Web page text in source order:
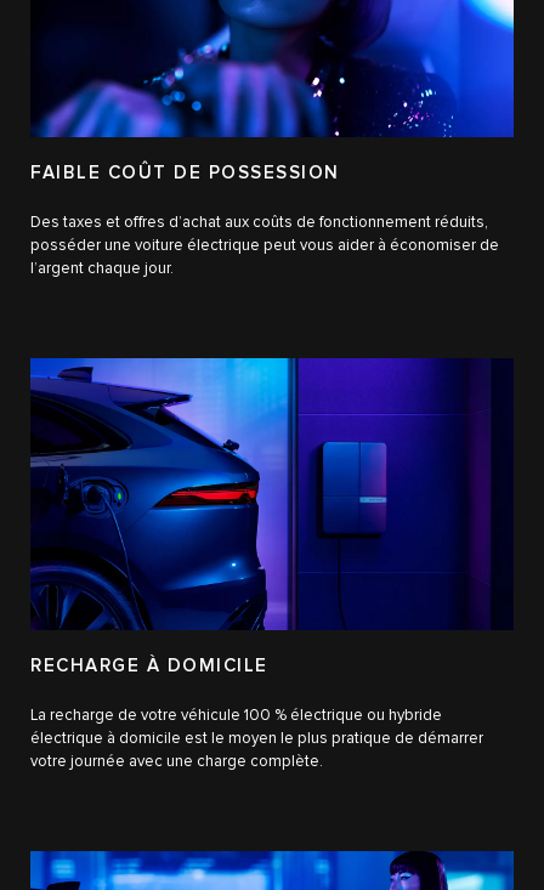
FAIBLE COÛT DE POSSESSION
Des taxes et offres d’achat aux coûts de fonctionnement réduits,
posséder une voiture électrique peut vous aider à économiser de
l’argent chaque jour.
RECHARGE À DOMICILE
La recharge de votre véhicule 100 % électrique ou hybride
électrique à domicile est le moyen le plus pratique de démarrer
votre journée avec une charge complète.